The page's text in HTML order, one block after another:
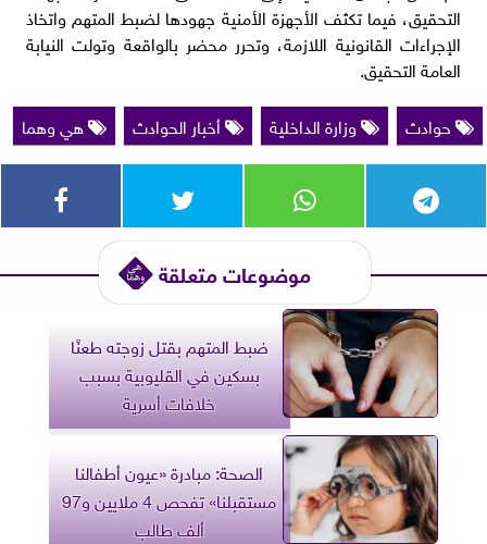
التحقيق، فيما تكثف الأجهزة الأمنية جهودها لضبط المتهم واتخاذ
الإجراءات القانونية اللازمة، وتحرر محضر بالواقعة وتولت النيابة
العامة التحقيق.
حوادث
وزارة الداخلية أخبار الحوادث هي وهما
موضوعات متعلقة
ضبط المتهم بقتل زوجته طعنًا
بسكين في القليوبية بسبب
خلافات أسرية
الصحة: مبادرة «عيون أطفالنا
مستقبلنا» تفحص 4 ملايين و97
ألف طالب